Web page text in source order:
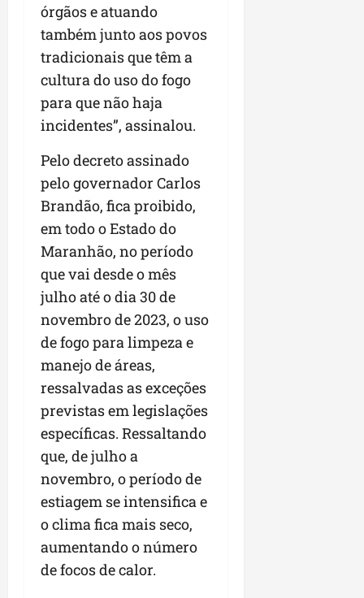
órgãos e atuando
também junto aos povos
tradicionais que têm a
cultura do uso do fogo
para que não haja
incidentes”, assinalou.
Pelo decreto assinado
pelo governador Carlos
Brandão, fica proibido,
em todo o Estado do
Maranhão, no período
que vai desde o mês
julho até o dia 30 de
novembro de 2023, o uso
de fogo para limpeza e
manejo de áreas,
ressalvadas as exceções
previstas em legislações
específicas. Ressaltando
que, de julho a
novembro, o período de
estiagem se intensifica e
o clima fica mais seco,
aumentando o número
de focos de calor.